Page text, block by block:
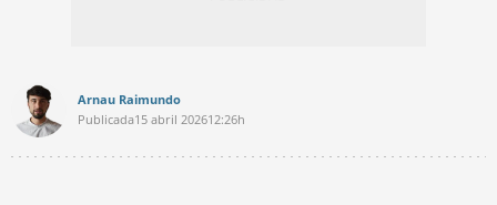
Arnau Raimundo
Publicada15 abril 202612:26h